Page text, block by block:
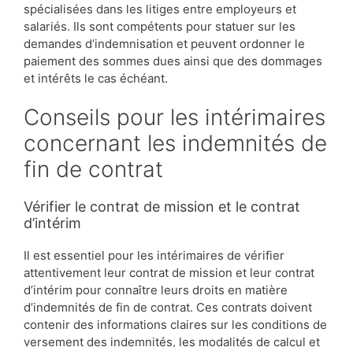
spécialisées dans les litiges entre employeurs et
salariés. Ils sont compétents pour statuer sur les
demandes d’indemnisation et peuvent ordonner le
paiement des sommes dues ainsi que des dommages
et intérêts le cas échéant.
Conseils pour les intérimaires
concernant les indemnités de
fin de contrat
Vérifier le contrat de mission et le contrat
d’intérim
Il est essentiel pour les intérimaires de vérifier
attentivement leur contrat de mission et leur contrat
d’intérim pour connaître leurs droits en matière
d’indemnités de fin de contrat. Ces contrats doivent
contenir des informations claires sur les conditions de
versement des indemnités, les modalités de calcul et